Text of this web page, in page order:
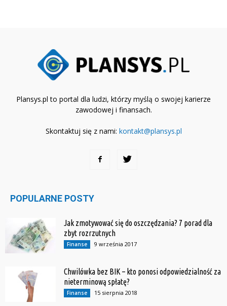
Plansys.pl to portal dla ludzi, którzy myślą o swojej karierze
zawodowej i finansach.
Skontaktuj się z nami: kontakt@plansys.pl
POPULARNE POSTY
Jak zmotywować się do oszczędzania? 7 porad dla
zbyt rozrzutnych
Finanse 9 września 2017
Chwilówka bez BIK – kto ponosi odpowiedzialność za
nieterminową spłatę?
Finanse 15 sierpnia 2018